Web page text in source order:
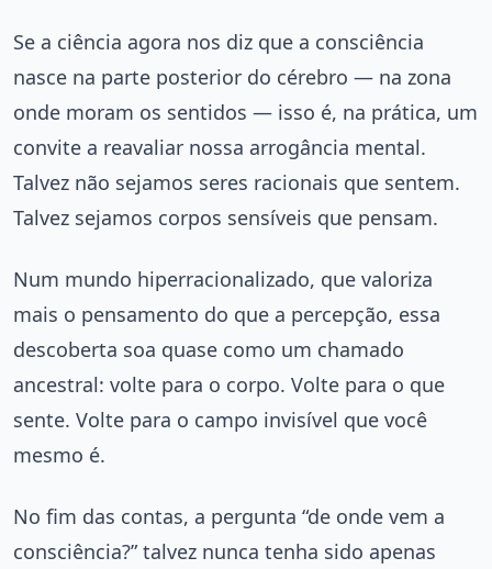
Se a ciência agora nos diz que a consciência
nasce na parte posterior do cérebro — na zona
onde moram os sentidos — isso é, na prática, um
convite a reavaliar nossa arrogância mental.
Talvez não sejamos seres racionais que sentem.
Talvez sejamos corpos sensíveis que pensam.
Num mundo hiperracionalizado, que valoriza
mais o pensamento do que a percepção, essa
descoberta soa quase como um chamado
ancestral: volte para o corpo. Volte para o que
sente. Volte para o campo invisível que você
mesmo é.
No fim das contas, a pergunta “de onde vem a
consciência?” talvez nunca tenha sido apenas